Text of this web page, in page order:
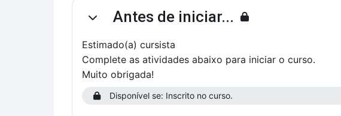
ContrairAntes de iniciar...
Estimado(a) cursista
Complete as atividades abaixo para iniciar o curso.
Muito obrigada!
Disponível se: Inscrito no curso.